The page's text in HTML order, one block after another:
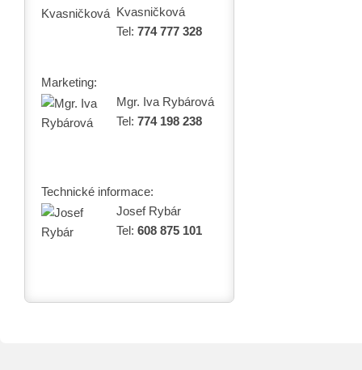
Kvasničková
Tel: 774 777 328
Marketing:
Mgr. Iva Rybárová
Tel: 774 198 238
Technické informace:
Josef Rybár
Tel: 608 875 101